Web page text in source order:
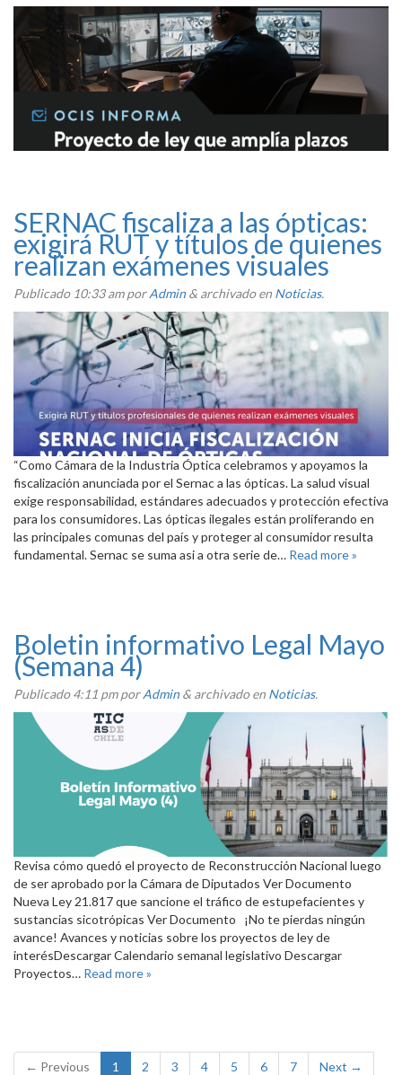
SERNAC fiscaliza a las ópticas:
exigirá RUT y títulos de quienes
realizan exámenes visuales
Publicado 10:33 amporAdmin & archivado en Noticias.
“Como Cámara de la Industria Óptica celebramos y apoyamos la
fiscalización anunciada por el Sernac a las ópticas. La salud visual
exige responsabilidad, estándares adecuados y protección efectiva
para los consumidores. Las ópticas ilegales están proliferando en
las principales comunas del país y proteger al consumidor resulta
fundamental. Sernac se suma asi a otra serie de… Read more »
Boletin informativo Legal Mayo
(Semana 4)
Publicado4:11 pmporAdmin & archivado en Noticias.
Revisa cómo quedó el proyecto de Reconstrucción Nacional luego
de ser aprobado por la Cámara de Diputados Ver Documento
Nueva Ley 21.817 que sancione el tráfico de estupefacientes y
sustancias sicotrópicas Ver Documento ¡No te pierdas ningún
avance! Avances y noticias sobre los proyectos de ley de
interésDescargar Calendario semanal legislativo Descargar
Proyectos… Read more »
← Previous 1 2 3 4 5 6 7
Next →